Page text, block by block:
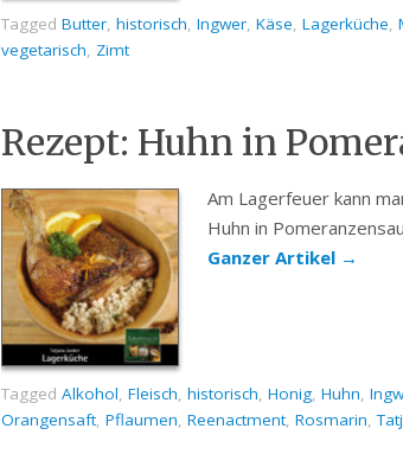
Tagged Butter, historisch, Ingwer, Käse, Lagerküche,
vegetarisch, Zimt
Rezept: Huhn in
Am Lagerfeuer kann
Huhn in
Ganzer Artikel →
Tagged Alkohol, Fleisch, historisch, Honig, Huhn,
Orangensaft, Pflaumen, Reenactment, Rosmarin,